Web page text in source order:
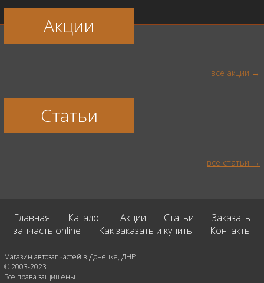
Акции
все акции
Статьи
все статьи
Главная Каталог Акции Статьи
Заказать
запчасть online
Как заказать и купить Контакты
Магазин автозапчастей в Донецке, ДНР
© 2003-2023
Все права защищены